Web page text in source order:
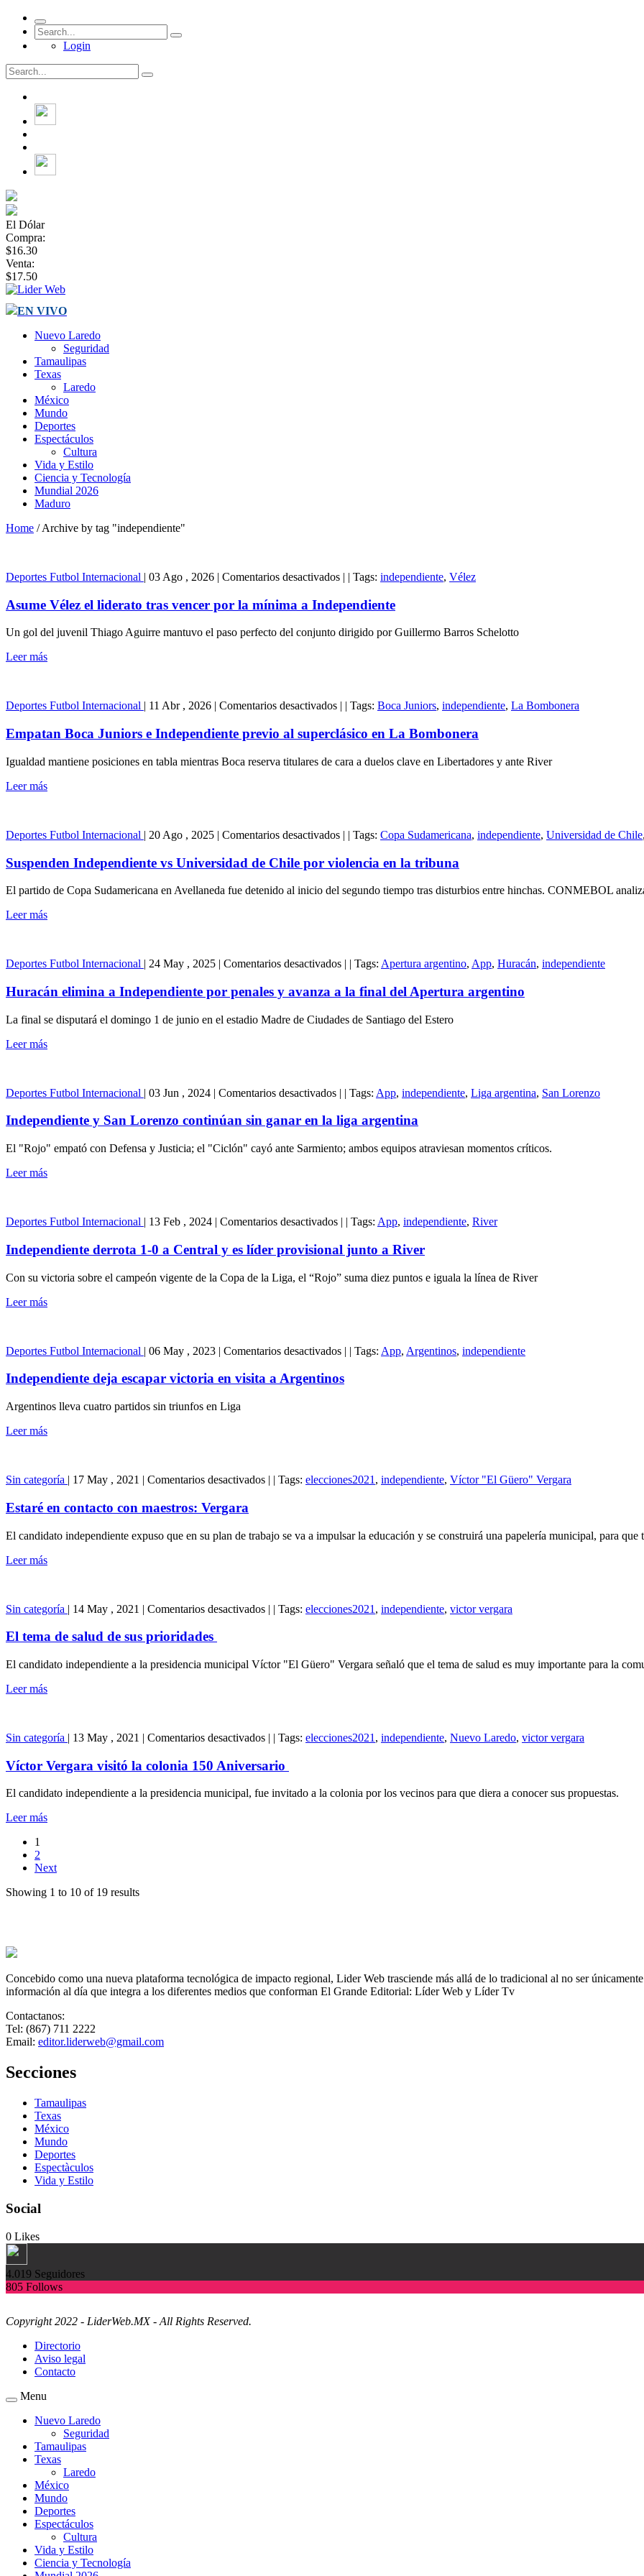
Login
El Dólar
Compra:
$16.30
Venta:
$17.50
EN VIVO
Nuevo Laredo
Seguridad
Tamaulipas
Texas
Laredo
México
Mundo
Deportes
Espectáculos
Cultura
Vida y Estilo
Ciencia y Tecnología
Mundial 2026
Maduro
Home / Archive by tag "independiente"
Deportes Futbol Internacional | 03 Ago , 2026 | Comentarios desactivadosen
Vélez
el
liderato
tras
a
| | Tags: independiente, Vélez
Asume Vélez el liderato tras vencer por la mínima a Independiente
Un gol del juvenil Thiago Aguirre mantuvo el paso perfecto del conjunto dirigido por Guillermo Barros Schelotto
Leer más
Deportes Futbol Internacional | 11 Abr , 2026 | Comentarios desactivadosen
Boca
Juniors
e
Independiente
La
| | Tags: Boca Juniors, independiente, La Bombonera
Empatan Boca Juniors e Independiente previo al superclásico en La Bombonera
Igualdad mantiene posiciones en tabla mientras Boca reserva titulares de cara a duelos clave en Libertadores y ante River
Leer más
Deportes Futbol Internacional | 20 Ago , 2025 | Comentarios desactivadosen
Independiente
vs
Universidad
la
| | Tags: Copa Sudamericana, independiente, Universidad de Chile,
Suspenden Independiente vs Universidad de Chile por violencia en la tribuna
El partido de Copa Sudamericana en Avellaneda fue detenido al inicio del segundo tiempo tras disturbios entre hinchas. CONMEBOL
Leer más
Deportes Futbol Internacional | 24 May , 2025 | Comentarios desactivadosen
elimina
a
Independiente
por
la
del
Apertura
argentino
| | Tags: Apertura argentino, App, Huracán, independiente
Huracán elimina a Independiente por penales y avanza a la final del Apertura argentino
La final se disputará el domingo 1 de junio en el estadio Madre de Ciudades de Santiago del Estero
Leer más
Deportes Futbol Internacional | 03 Jun , 2024 | Comentarios desactivadosen
y
San
Lorenzo
continúan
liga
| | Tags: App, independiente, Liga argentina, San Lorenzo
Independiente y San Lorenzo continúan sin ganar en la liga argentina
El "Rojo" empató con Defensa y Justicia; el "Ciclón" cayó ante Sarmiento; ambos equipos atraviesan momentos críticos.
Leer más
Deportes Futbol Internacional | 13 Feb , 2024 | Comentarios desactivadosen
derrota
1-
0
provisional
a
| | Tags: App, independiente, River
Independiente derrota 1-0 a Central y es líder provisional junto a River
Con su victoria sobre el campeón vigente de la Copa de la Liga, el “Rojo” suma diez puntos e iguala la línea de River
Leer más
Deportes Futbol Internacional | 06 May , 2023 | Comentarios desactivadosen
deja
| | Tags: App, Argentinos, independiente
Independiente deja escapar victoria en visita a Argentinos
Argentinos lleva cuatro partidos sin triunfos en Liga
Leer más
Sin categoría | 17 May , 2021 | Comentarios desactivadosen
con
maestros:
| | Tags: elecciones2021 , independiente, Víctor "El Güero" Vergara
Estaré en contacto con maestros: Vergara
El candidato independiente expuso que en su plan de trabajo se va a impulsar la educación y se construirá una papelería municipal, para
Leer más
Sin categoría | 14 May , 2021 | Comentarios desactivadosen
salud
| | Tags: elecciones2021 , independiente, victor vergara
El tema de salud de sus prioridades
El candidato independiente a la presidencia municipal Víctor "El Güero" Vergara señaló que el tema de salud es muy importante para la
Leer más
Sin categoría | 13 May , 2021 | Comentarios desactivadosen
Vergara
visitó
la
| | Tags: elecciones2021 , independiente, Nuevo Laredo, victor vergara
Víctor Vergara visitó la colonia 150 Aniversario
El candidato independiente a la presidencia municipal, fue invitado a la colonia por los vecinos para que diera a conocer sus propuestas.
Leer más
1
2
Next
Showing 1 to 10 of 19 results
Concebido como una nueva plataforma tecnológica de impacto regional, Lider Web trasciende más allá de lo tradicional al no ser
información al día que integra a los diferentes medios que conforman El Grande Editorial: Líder Web y Líder Tv
Contactanos:
Tel: (867) 711 2222
Email: editor.liderweb@gmail.com
Secciones
Tamaulipas
Texas
México
Mundo
Deportes
Espectàculos
Vida y Estilo
Social
0 Likes
4.019 Seguidores
805 Follows
Copyright 2022 - LiderWeb.MX - All Rights Reserved.
Directorio
Aviso legal
Contacto
Menu
Nuevo Laredo
Seguridad
Tamaulipas
Texas
Laredo
México
Mundo
Deportes
Espectáculos
Cultura
Vida y Estilo
Ciencia y Tecnología